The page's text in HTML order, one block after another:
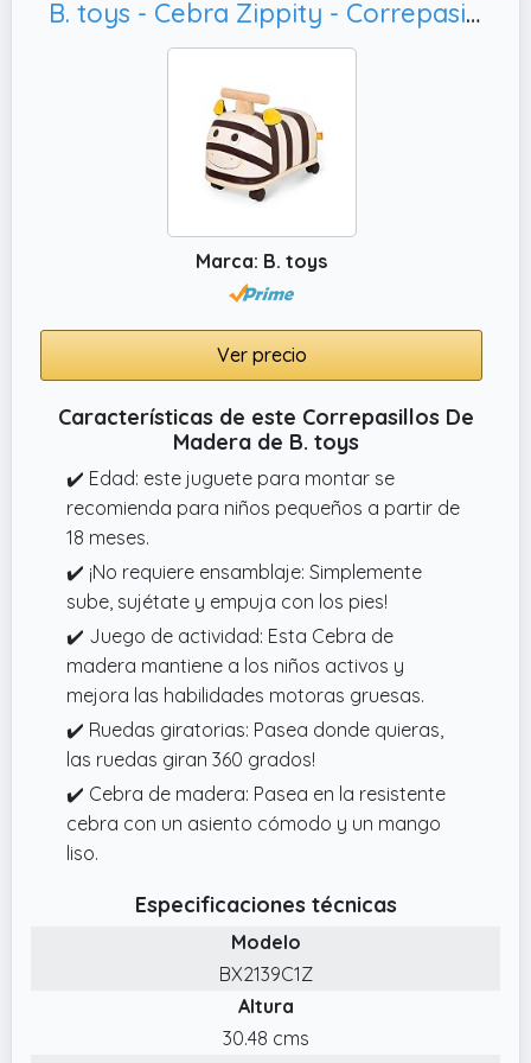
B. toys - Cebra Zippity - Correpasillos Cebra - Juguete correpasillos para niños pequeños - Asiento blando - Juguete de madera - 18 meses+
Marca: B. toys
Ver precio
Características de este Correpasillos De
Madera de B. toys
✔️ Edad: este juguete para montar se
recomienda para niños pequeños a partir de
18 meses.
✔️ ¡No requiere ensamblaje: Simplemente
sube, sujétate y empuja con los pies!
✔️ Juego de actividad: Esta Cebra de
madera mantiene a los niños activos y
mejora las habilidades motoras gruesas.
✔️ Ruedas giratorias: Pasea donde quieras,
las ruedas giran 360 grados!
✔️ Cebra de madera: Pasea en la resistente
cebra con un asiento cómodo y un mango
liso.
Especificaciones técnicas
Modelo
BX2139C1Z
Altura
30.48 cms